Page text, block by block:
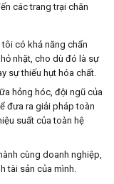
các trang trại chăn
tôi có khả năng chẩn
nhặt, cho dù đó là sự
sự thiếu hụt hóa chất.
hỏng hóc, đội ngũ của
đưa ra giải pháp toàn
suất của toàn hệ
cùng doanh nghiệp,
tài sản của mình.